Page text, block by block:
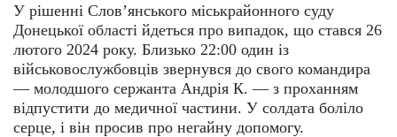
У рішенні Слов’янського міськрайонного суду
Донецької області йдеться про випадок, що стався 26
лютого 2024 року. Близько 22:00 один із
військовослужбовців звернувся до свого командира
— молодшого сержанта Андрія К. — з проханням
відпустити до медичної частини. У солдата боліло
серце, і він просив про негайну допомогу.